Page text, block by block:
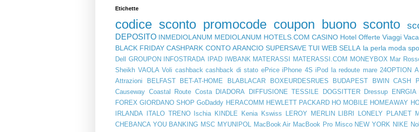
Etichette
codice sconto promocode coupon buono sconto
DEPOSITO INMEDIOLANUM MEDIOLANUM HOTELS.COM CASINO Hotel Offerte Viaggi
BLACK FRIDAY CASHPARK CONTO ARANCIO SUPERSAVE TUI WEB SELLA la perla moda
Dell
GROUPON INFOSTRADA IPAD IWBANK MATERASSI MATERASSI.COM MONEYBOX Mar
Sheikh VAOLA Voli cashback cashback di stato ePrice iPhone 4S iPod la redoute mare 24OPTION
Attrazioni
BELFAST BET-AT-HOME BLABLACAR BOXEURDESRUES BUDAPEST BWIN CASH
Causeway Coastal Route Costa DIADORA DIFFUSIONE TESSILE DOGSITTER Dressup ENRGIA
FOREX GIORDANO SHOP GoDaddy HERACOMM HEWLETT PACKARD HO MOBILE HOMEAWAY
IRLANDA
ITALO TRENO Ischia KINDLE Kenia Kswiss LEROY MERLIN LIBRI LONELY PLANET
CHEBANCA YOU BANKING MSC MYUNIPOL MacBook Air MacBook Pro Misco NEW YORK NIKE